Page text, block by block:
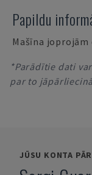
Papildu
Mašīna joprojām
*Parādītie dati
par to
JŪSU KONTA